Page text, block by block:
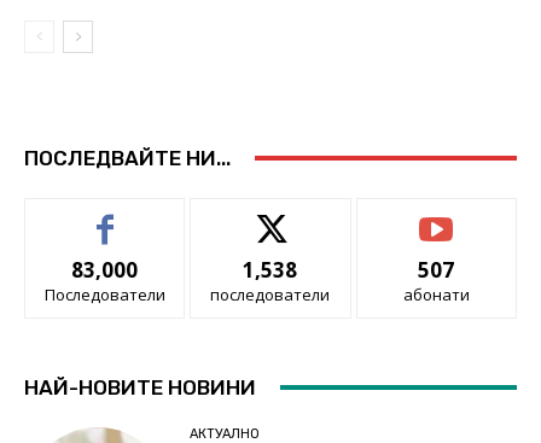
ПОСЛЕДВАЙТЕ НИ...
83,000
Последователи
1,538
последователи
507
абонати
НАЙ-НОВИТЕ НОВИНИ
АКТУАЛНО